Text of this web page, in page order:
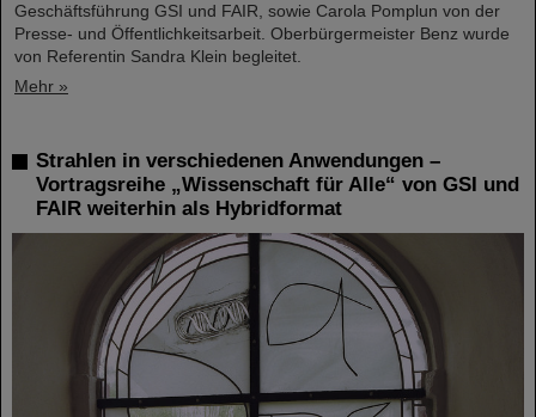
Geschäftsführung GSI und FAIR, sowie Carola Pomplun von der
Presse- und Öffentlichkeitsarbeit. Oberbürgermeister Benz wurde
von Referentin Sandra Klein begleitet.
Mehr »
Strahlen in verschiedenen Anwendungen –
Vortragsreihe „Wissenschaft für Alle“ von GSI und
FAIR weiterhin als Hybridformat